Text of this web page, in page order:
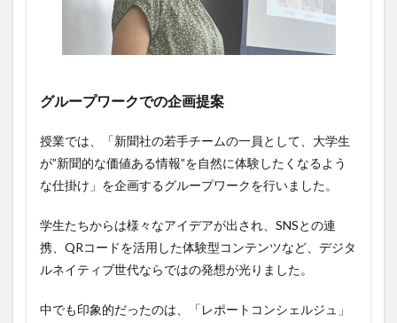
グループワークでの企画提案
授業では、「新聞社の若手チームの一員として、大学生
が”新聞的な価値ある情報”を自然に体験したくなるよう
な仕掛け」を企画するグループワークを行いました。
学生たちからは様々なアイデアが出され、SNSとの連
携、QRコードを活用した体験型コンテンツなど、デジタ
ルネイティブ世代ならではの発想が光りました。
中でも印象的だったのは、「レポートコンシェルジュ」